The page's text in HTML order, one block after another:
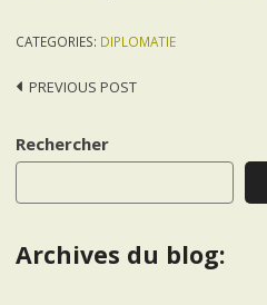
CATEGORIES: DIPLOMATIE
Post
PREVIOUS POST
Rechercher
Archives du blog: